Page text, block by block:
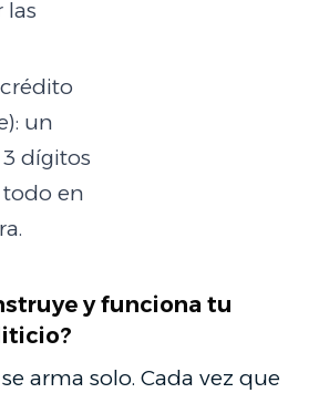
las
un
dígitos
en
y funciona tu
arma solo. Cada vez que